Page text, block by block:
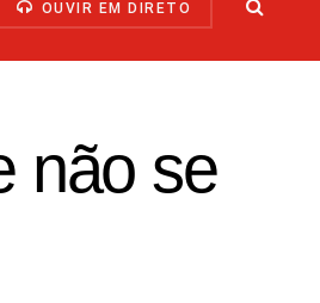
OUVIR EM DIRETO
não se